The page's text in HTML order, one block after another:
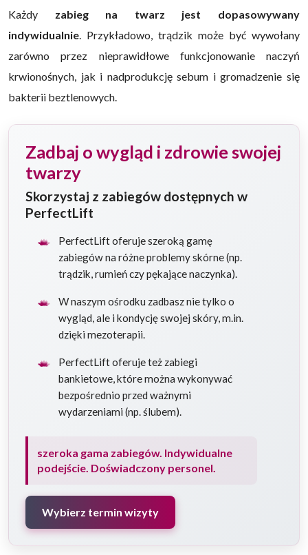
Każdy zabieg na twarz jest dopasowywany
indywidualnie. Przykładowo, trądzik może być wywołany
zarówno przez nieprawidłowe funkcjonowanie naczyń
krwionośnych, jak i nadprodukcję sebum i gromadzenie się
bakterii beztlenowych.
Zadbaj o wygląd i zdrowie swojej
twarzy
Skorzystaj z zabiegów dostępnych w
PerfectLift
PerfectLift oferuje szeroką gamę
zabiegów na różne problemy skórne (np.
trądzik, rumień czy pękające naczynka).
W naszym ośrodku zadbasz nie tylko o
wygląd, ale i kondycję swojej skóry, m.in.
dzięki mezoterapii.
PerfectLift oferuje też zabiegi
bankietowe, które można wykonywać
bezpośrednio przed ważnymi
wydarzeniami (np. ślubem).
szeroka gama zabiegów. Indywidualne
podejście. Doświadczony personel.
Wybierz termin wizyty